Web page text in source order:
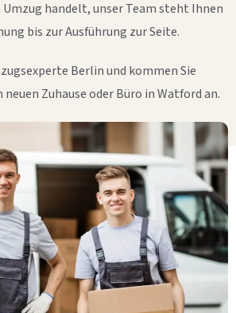
handelt, unser Team steht Ihnen
bis zur Ausführung zur Seite.
Berlin und kommen Sie
Zuhause oder Büro in Watford an.